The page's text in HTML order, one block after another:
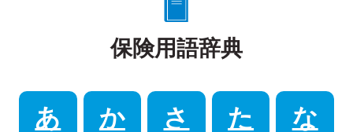
保険用語辞典
あ か さ た な